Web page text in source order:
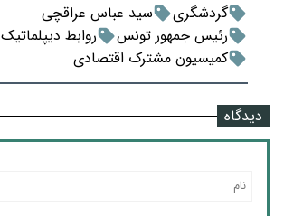
گردشگری
سید عباس عراقچی
رئیس جمهور تونس
روابط دیپلماتیک
کمیسیون مشترک اقتصادی
دیدگاه